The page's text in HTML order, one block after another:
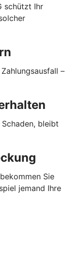
schützt Ihr
–
bleibt
Sie
jemand Ihre